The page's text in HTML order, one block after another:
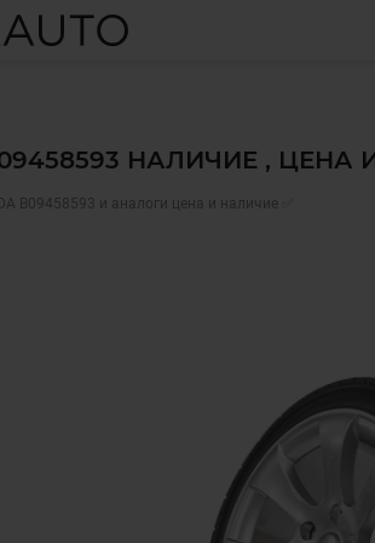
НАЛИЧИЕ ,
B09458593 и аналоги цена и наличие ✅